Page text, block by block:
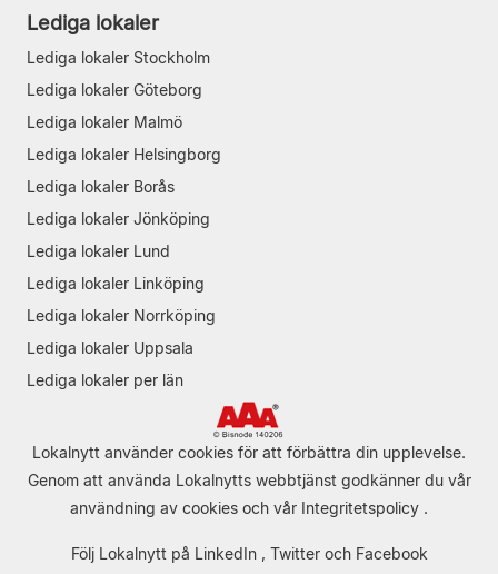
Lediga lokaler
Lediga lokaler Stockholm
Lediga lokaler Göteborg
Lediga lokaler Malmö
Lediga lokaler Helsingborg
Lediga lokaler Borås
Lediga lokaler Jönköping
Lediga lokaler Lund
Lediga lokaler Linköping
Lediga lokaler Norrköping
Lediga lokaler Uppsala
Lediga lokaler per län
Lokalnytt använder cookies för att förbättra din upplevelse.
Genom att använda Lokalnytts webbtjänst godkänner du vår
användning av cookies och vår Integritetspolicy .
Följ Lokalnytt på LinkedIn, Twitteroch Facebook